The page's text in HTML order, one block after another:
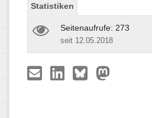
Statistiken
Seitenaufrufe: 273
seit 12.05.2018